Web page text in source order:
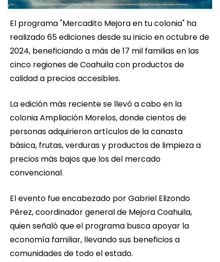
El programa "Mercadito Mejora en tu colonia" ha
realizado 65 ediciones desde su inicio en octubre de
2024, beneficiando a más de 17 mil familias en las
cinco regiones de Coahuila con productos de
calidad a precios accesibles.
La edición más reciente se llevó a cabo en la
colonia Ampliación Morelos, donde cientos de
personas adquirieron artículos de la canasta
básica, frutas, verduras y productos de limpieza a
precios más bajos que los del mercado
convencional.
El evento fue encabezado por Gabriel Elizondo
Pérez, coordinador general de Mejora Coahuila,
quien señaló que el programa busca apoyar la
economía familiar, llevando sus beneficios a
comunidades de todo el estado.